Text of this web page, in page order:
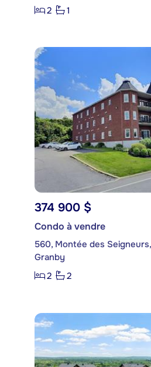
2
1
374 900 $
Condo à vendre
560, Montée des
Granby
2
2